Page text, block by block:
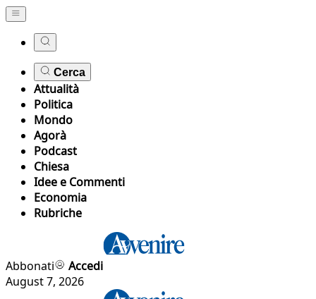
Cerca
Attualità
Politica
Mondo
Agorà
Podcast
Chiesa
Idee e Commenti
Economia
Rubriche
Abbonati
Accedi
August 7, 2026